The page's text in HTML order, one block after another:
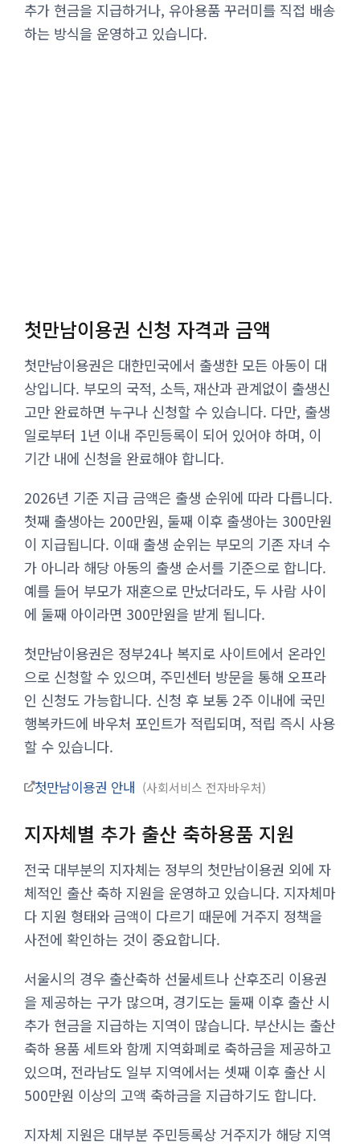
추가 현금을 지급하거나, 유아용품 꾸러미를 직접 배송
하는 방식을 운영하고 있습니다.
첫만남이용권 신청 자격과 금액
첫만남이용권은 대한민국에서 출생한 모든 아동이 대
상입니다. 부모의 국적, 소득, 재산과 관계없이 출생신
고만 완료하면 누구나 신청할 수 있습니다. 다만, 출생
일로부터 1년 이내 주민등록이 되어 있어야 하며, 이
기간 내에 신청을 완료해야 합니다.
2026년 기준 지급 금액은 출생 순위에 따라 다릅니다.
첫째 출생아는 200만원, 둘째 이후 출생아는 300만원
이 지급됩니다. 이때 출생 순위는 부모의 기존 자녀 수
가 아니라 해당 아동의 출생 순서를 기준으로 합니다.
예를 들어 부모가 재혼으로 만났더라도, 두 사람 사이
에 둘째 아이라면 300만원을 받게 됩니다.
첫만남이용권은 정부24나 복지로 사이트에서 온라인
으로 신청할 수 있으며, 주민센터 방문을 통해 오프라
인 신청도 가능합니다. 신청 후 보통 2주 이내에 국민
행복카드에 바우처 포인트가 적립되며, 적립 즉시 사용
할 수 있습니다.
첫만남이용권 안내 사회서비스 전자바우처
지자체별 추가 출산 축하용품 지원
전국 대부분의 지자체는 정부의 첫만남이용권 외에 자
체적인 출산 축하 지원을 운영하고 있습니다. 지자체마
다 지원 형태와 금액이 다르기 때문에 거주지 정책을
사전에 확인하는 것이 중요합니다.
서울시의 경우 출산축하 선물세트나 산후조리 이용권
을 제공하는 구가 많으며, 경기도는 둘째 이후 출산 시
추가 현금을 지급하는 지역이 많습니다. 부산시는 출산
축하 용품 세트와 함께 지역화폐로 축하금을 제공하고
있으며, 전라남도 일부 지역에서는 셋째 이후 출산 시
500만원 이상의 고액 축하금을 지급하기도 합니다.
지자체 지원은 대부분 주민등록상 거주지가 해당 지역